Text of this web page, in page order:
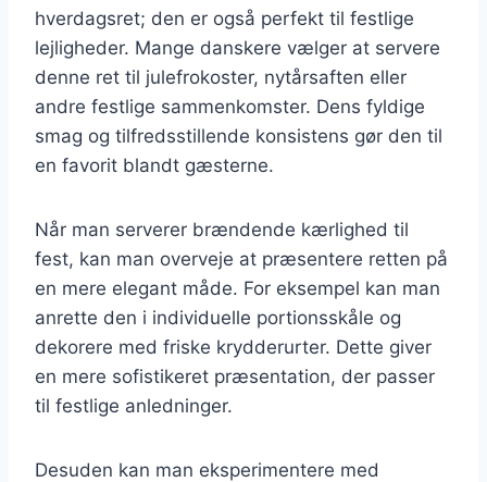
hverdagsret; den er også perfekt til festlige
lejligheder. Mange danskere vælger at servere
denne ret til julefrokoster, nytårsaften eller
andre festlige sammenkomster. Dens fyldige
smag og tilfredsstillende konsistens gør den til
en favorit blandt gæsterne.
Når man serverer brændende kærlighed til
fest, kan man overveje at præsentere retten på
en mere elegant måde. For eksempel kan man
anrette den i individuelle portionsskåle og
dekorere med friske krydderurter. Dette giver
en mere sofistikeret præsentation, der passer
til festlige anledninger.
Desuden kan man eksperimentere med